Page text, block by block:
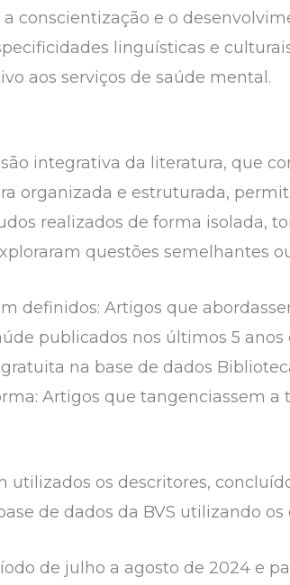
conscientização e o
linguísticas e
aos serviços de saúde mental.
integrativa da literatura, que
organizada e estruturada,
realizados de forma isolada,
questões semelhantes
definidos: Artigos que
publicados nos últimos 5
na base de dados
Artigos que tangenciassem
utilizados os descritores,
de dados da BVS utilizando
de julho a agosto de 2024 e